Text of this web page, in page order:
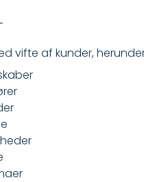
vifte af kunder,